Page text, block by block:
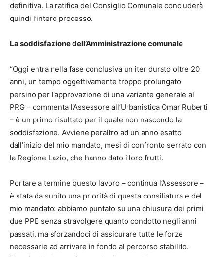
definitiva. La ratifica del Consiglio Comunale concluderà
quindi l’intero processo.
La soddisfazione dell’Amministrazione comunale
“Oggi entra nella fase conclusiva un iter durato oltre 20
anni, un tempo oggettivamente troppo prolungato
persino per l’approvazione di una variante generale al
PRG – commenta l’Assessore all’Urbanistica Omar Ruberti
– è un primo risultato per il quale non nascondo la
soddisfazione. Avviene peraltro ad un anno esatto
dall’inizio del mio mandato, mesi di confronto serrato con
la Regione Lazio, che hanno dato i loro frutti.
Portare a termine questo lavoro – continua l’Assessore –
è stata da subito una priorità di questa consiliatura e del
mio mandato: abbiamo puntato su una chiusura dei primi
due PPE senza stravolgere quanto condotto negli anni
passati, ma sforzandoci di assicurare tutte le forze
necessarie ad arrivare in fondo al percorso stabilito.